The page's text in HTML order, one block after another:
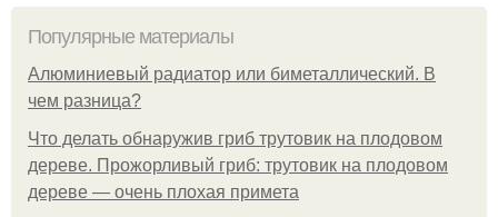
Популярные материалы
Алюминиевый радиатор или биметаллический. В
чем разница?
Что делать обнаружив гриб трутовик на плодовом
дереве. Прожорливый гриб: трутовик на плодовом
дереве — очень плохая примета